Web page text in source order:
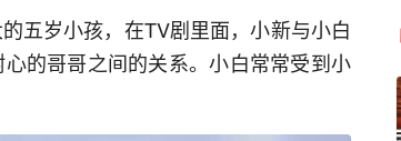
五岁小孩，在TV剧里面，小新与小白
的哥哥之间的关系。小白常常受到小